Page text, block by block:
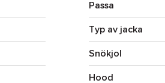
Passa
Typ av jacka
Snökjol
Hood